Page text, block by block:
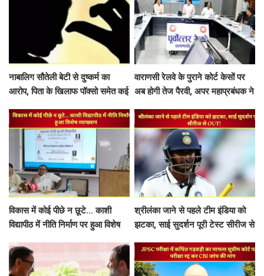
नाबालिग सौतेली बेटी से दुष्कर्म का
आरोप, पिता के खिलाफ पॉक्सो समेत कई
वाराणसी रेलवे के पुराने कोर्ट केसों पर
अब होगी तेज पैरवी, अपर महाप्रबंधक ने
आदेश
विकास में कोई पीछे न छूटे... काशी
विद्यापीठ में नीति निर्माण पर हुआ विशेष
श्रीलंका जाने से पहले टीम इंडिया को
झटका, साई सुदर्शन पूरी टेस्ट सीरीज से